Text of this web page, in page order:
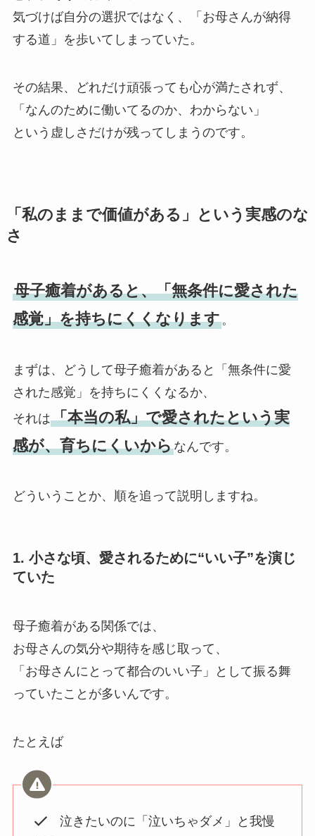
気づけば自分の選択ではなく、「お母さんが納得
する道」を歩いてしまっていた。
その結果、どれだけ頑張っても心が満たされず、
「なんのために働いてるのか、わからない」
という虚しさだけが残ってしまうのです。
「私のままで価値がある」という実感のな
さ
母子癒着があると、「無条件に愛された
感覚」を持ちにくくなります。
まずは、どうして母子癒着があると「無条件に愛
された感覚」を持ちにくくなるか、
それは「本当の私」で愛されたという実
感が、育ちにくいからなんです。
どういうことか、順を追って説明しますね。
1. 小さな頃、愛されるために“いい子”を演じ
ていた
母子癒着がある関係では、
お母さんの気分や期待を感じ取って、
「お母さんにとって都合のいい子」として振る舞
っていたことが多いんです。
たとえば
泣きたいのに「泣いちゃダメ」と我慢